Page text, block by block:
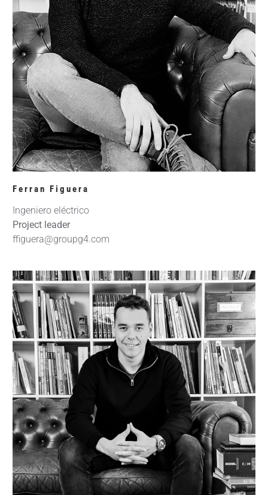
Ferran Figuera
Ingeniero eléctrico
Project leader
ffiguera@groupg4.com